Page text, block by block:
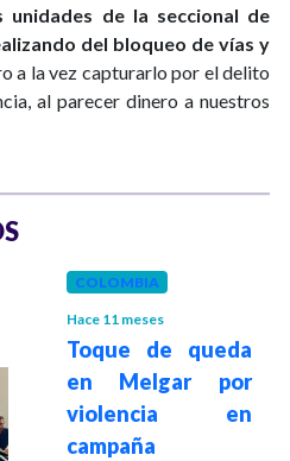
unidades de la seccional de
del bloqueo de vías y
a la vez capturarlo por el delito
al parecer dinero a nuestros
COLOMBIA
Hace 11 meses
Toque de queda
en Melgar por
violencia en
campaña